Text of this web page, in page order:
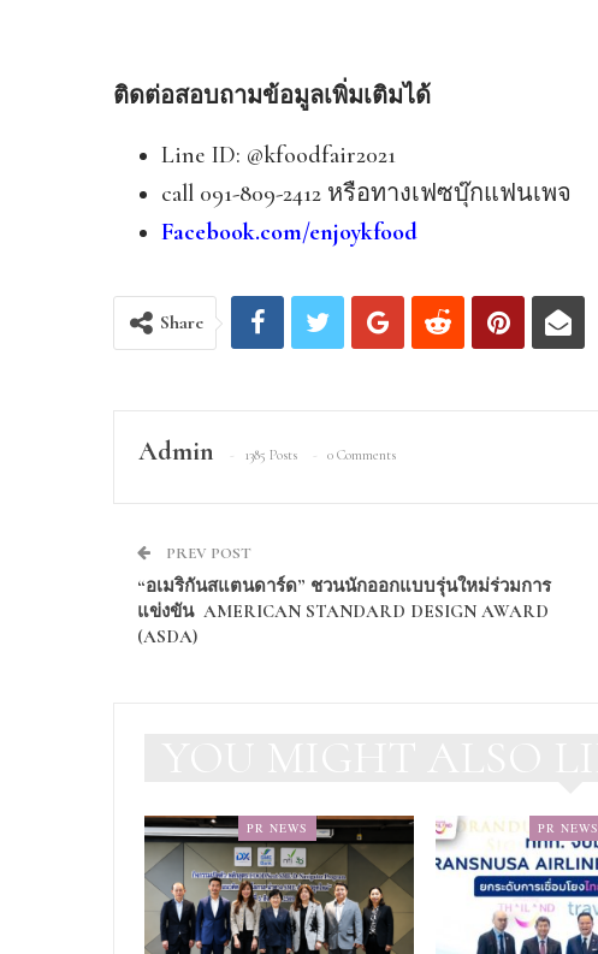
ติดต่อสอบถามข้อมูลเพิ่มเติมได้
Line ID: @kfoodfair2021
call 091-809-2412 หรือทางเฟซบุ๊กแฟนเพจ
Facebook.com/enjoykfood
Share
Admin 1385 Posts 0 Comments
PREV POST
“อเมริกันสแตนดาร์ด” ชวนนักออกแบบรุ่นใหม่ร่วมการ
แข่งขัน AMERICAN STANDARD DESIGN AWARD
(ASDA)
PR NEWS PR NEWS